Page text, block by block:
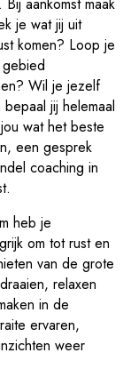
je wat jij uit
komen? Loop je
Wil je jezelf
jij helemaal
wat het beste
een gesprek
coaching in
heb je
om tot rust en
van de grote
relaxen
in de
ervaren,
weer